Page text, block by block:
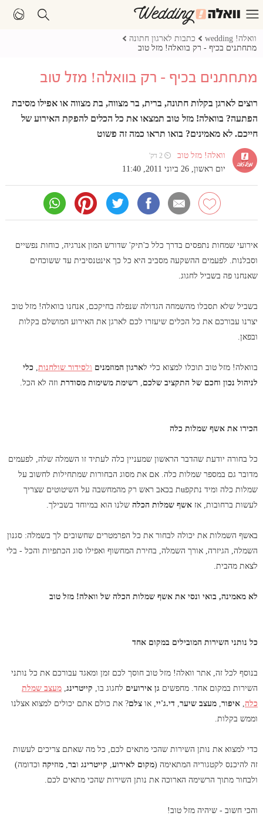
וואלה! wedding
כתבות לארגון חתונה
מתחתנים בכיף - רק בוואלה! מזל טוב
מתחתנים בכיף - רק בוואלה! מזל טוב
רוצים לארגן בקלות חתונה, ברית, בר מצווה, בת מצווה או אפילו מסיבת
הפתעה? בוואלה! מזל טוב תמצאו את כל הכלים להפקת האירוע של
חייכם. לא מאמינים? בואו תראו כמה זה פשוט
וואלה! מזל טוב ⏲ 2 דק'
יום ראשון, 26 ביוני 2011, 11:40
אירועי שמחות נתפסים בדרך כלל כ'תיק' שדורש המון אנרגיה, כוחות נפשיים
וסבלנות. לפעמים ההשקעה מסביב היא כל כך אינטנסיבית עד ששוכחים
שאנחנו פה בשביל לחגוג.
בשביל שלא תסבלו מהשמחה הגדולה שנפלה בחיקכם, אנחנו בוואלה! מזל טוב
יצרנו עבורכם את כל הכלים שיעזרו לכם לארגן את האירוע המושלם בקלות
ובפאן.
בוואלה! מזל טוב תוכלו למצוא כלי לארגון המוזמנים ולסידור שולחנות, כלי
לניהול נכון וחכם של התקציב שלכם, רשימת משימות מסודרתוזה לא הכל.
הכירו את אשף שמלות כלה
כל בחורה יודעת שהדבר הראשון שמעניין כלה לעתיד זו השמלה שלה, לפעמים
מדובר גם במספר שמלות כלה. אם את מסוג הבחורות שמתחילות לחשוב על
שמלות כלה ומיד נתקפuת בכאב ראש רק מהמחשבה על השיטוטים שצריך
לעשות ברחובות, אז אשף שמלות הכלהשלנו הוא במיוחד בשבילך.
באשף השמלות את יכולה לבחור את כל הפרמטרים שחשובים לך בשמלה: סגנון
השמלה, הגיזרה, אורך השמלה, בחירת המחשוף ואפילו סוג הכתפיות והכל - בלי
לצאת מהבית.
לא מאמינה, בואי ונסי את אשף שמלות הכלה של וואלה! מזל טוב
כל נותני השירות המובילים במקום אחד
בנוסף לכל זה, אתר וואלה! מזל טוב חוסך לכם זמן ומאגד עבורכם את כל נותני
השירות במקום אחד. מחפשים גן אירועים לחגוג בו, קייטרינג, מעצב שמלת
כלה, איפור, מעצב שיער, די.ג'יי, או צלם? את כולם אתם יכולים למצוא אצלנו
וממש בקלות.
כדי למצוא את נותן השירות שהכי מתאים לכם, כל מה שאתם צריכים לעשות
זה להיכנס לקטגוריה המתאימה (מקום לאירוע, קייטרינגובר, מוזיקהוכדומה)
ולבחור מתוך הרשימה הארוכה את נותן השירות שהכי מתאים לכם.
והכי חשוב - שיהיה מזל טוב!